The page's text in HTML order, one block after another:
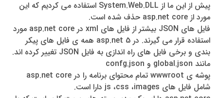
پیش از این ما از System.Web.DLL استفاده می کردیم که این
مورد از asp.net core حذف شده است.
فایل های JSON بیشتر از فایل های xml در asp.net core مورد
استفاده قرار می گیرند. در asp.net 5 همه ی فایل های پیکر
بندی و برخی فایل های راه اندازی به فایل JSON تغییر کرده اند.
مانند global.json و confg.json
پوشه ی wwwroot تمام محتوای برنامه را در asp.net core
شامل فایل های js ،css ،images دارا است.